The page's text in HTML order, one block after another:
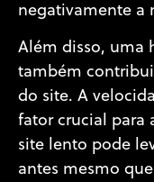
negativamente a
Além disso, uma
também
do site. A
fator crucial para
site lento pode
antes mesmo